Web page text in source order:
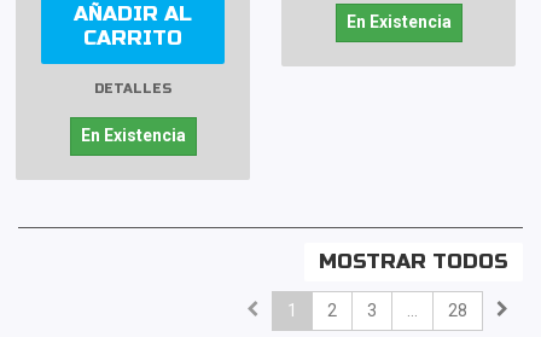
AÑADIR AL
CARRITO
DETALLES
En Existencia
En Existencia
MOSTRAR TODOS
1 2 3 28